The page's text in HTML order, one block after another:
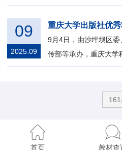
国古代建筑经典《鲁班
9月4日，由沙坪坝区
传部等承办，重庆大学
的“2025年沙坪坝区首
09
2025.09
首页 教材查